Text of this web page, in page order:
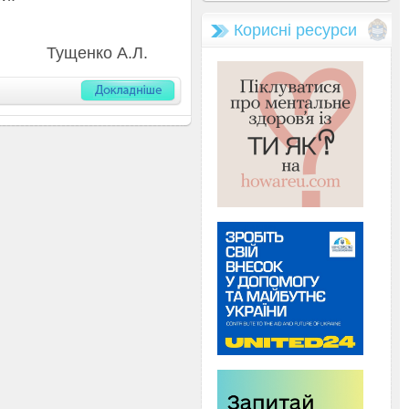
А.Л.
Корисні ресурси